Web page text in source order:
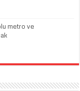
metro ve